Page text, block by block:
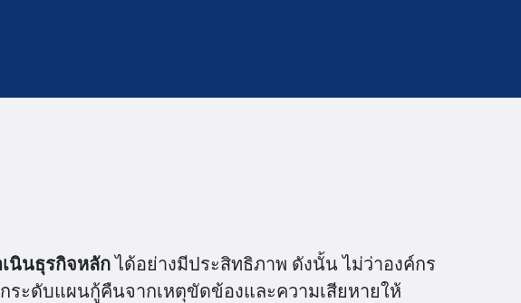
นินธุรกิจหลักได้อย่างมีประสิทธิภาพ ดังนั้น ไม่ว่าองค์กร
ะดับแผนกู้คืนจากเหตุขัดข้องและความเสียหายให้